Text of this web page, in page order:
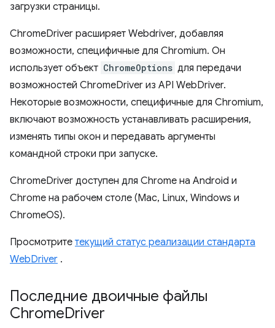
загрузки страницы.
ChromeDriver расширяет Webdriver, добавляя
возможности, специфичные для Chromium. Он
использует объект ChromeOptions для передачи
возможностей ChromeDriver из API WebDriver.
Некоторые возможности, специфичные для Chromium,
включают возможность устанавливать расширения,
изменять типы окон и передавать аргументы
командной строки при запуске.
ChromeDriver доступен для Chrome на Android и
Chrome на рабочем столе (Mac, Linux, Windows и
ChromeOS).
Просмотрите текущий статус реализации стандарта
WebDriver .
Последние двоичные файлы
ChromeDriver